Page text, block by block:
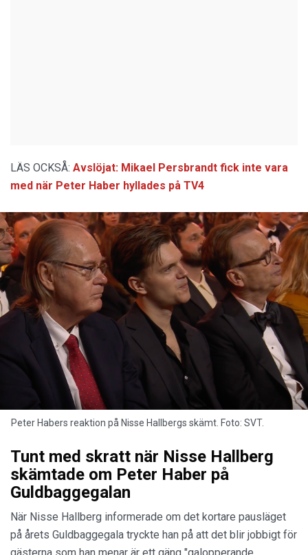
LÄS OCKSÅ: Avslöjat: Mikael Persbrandt fick inte vara
med när Peter Haber hyllades på TV4
Peter Habers reaktion på Nisse Hallbergs skämt. Foto: SVT.
Tunt med skratt när Nisse Hallberg
skämtade om Peter Haber på
Guldbaggegalan
När Nisse Hallberg informerade om det kortare pausläget
på årets Guldbaggegala tryckte han på att det blir jobbigt för